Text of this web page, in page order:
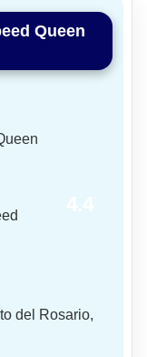
Queen
del Rosario,